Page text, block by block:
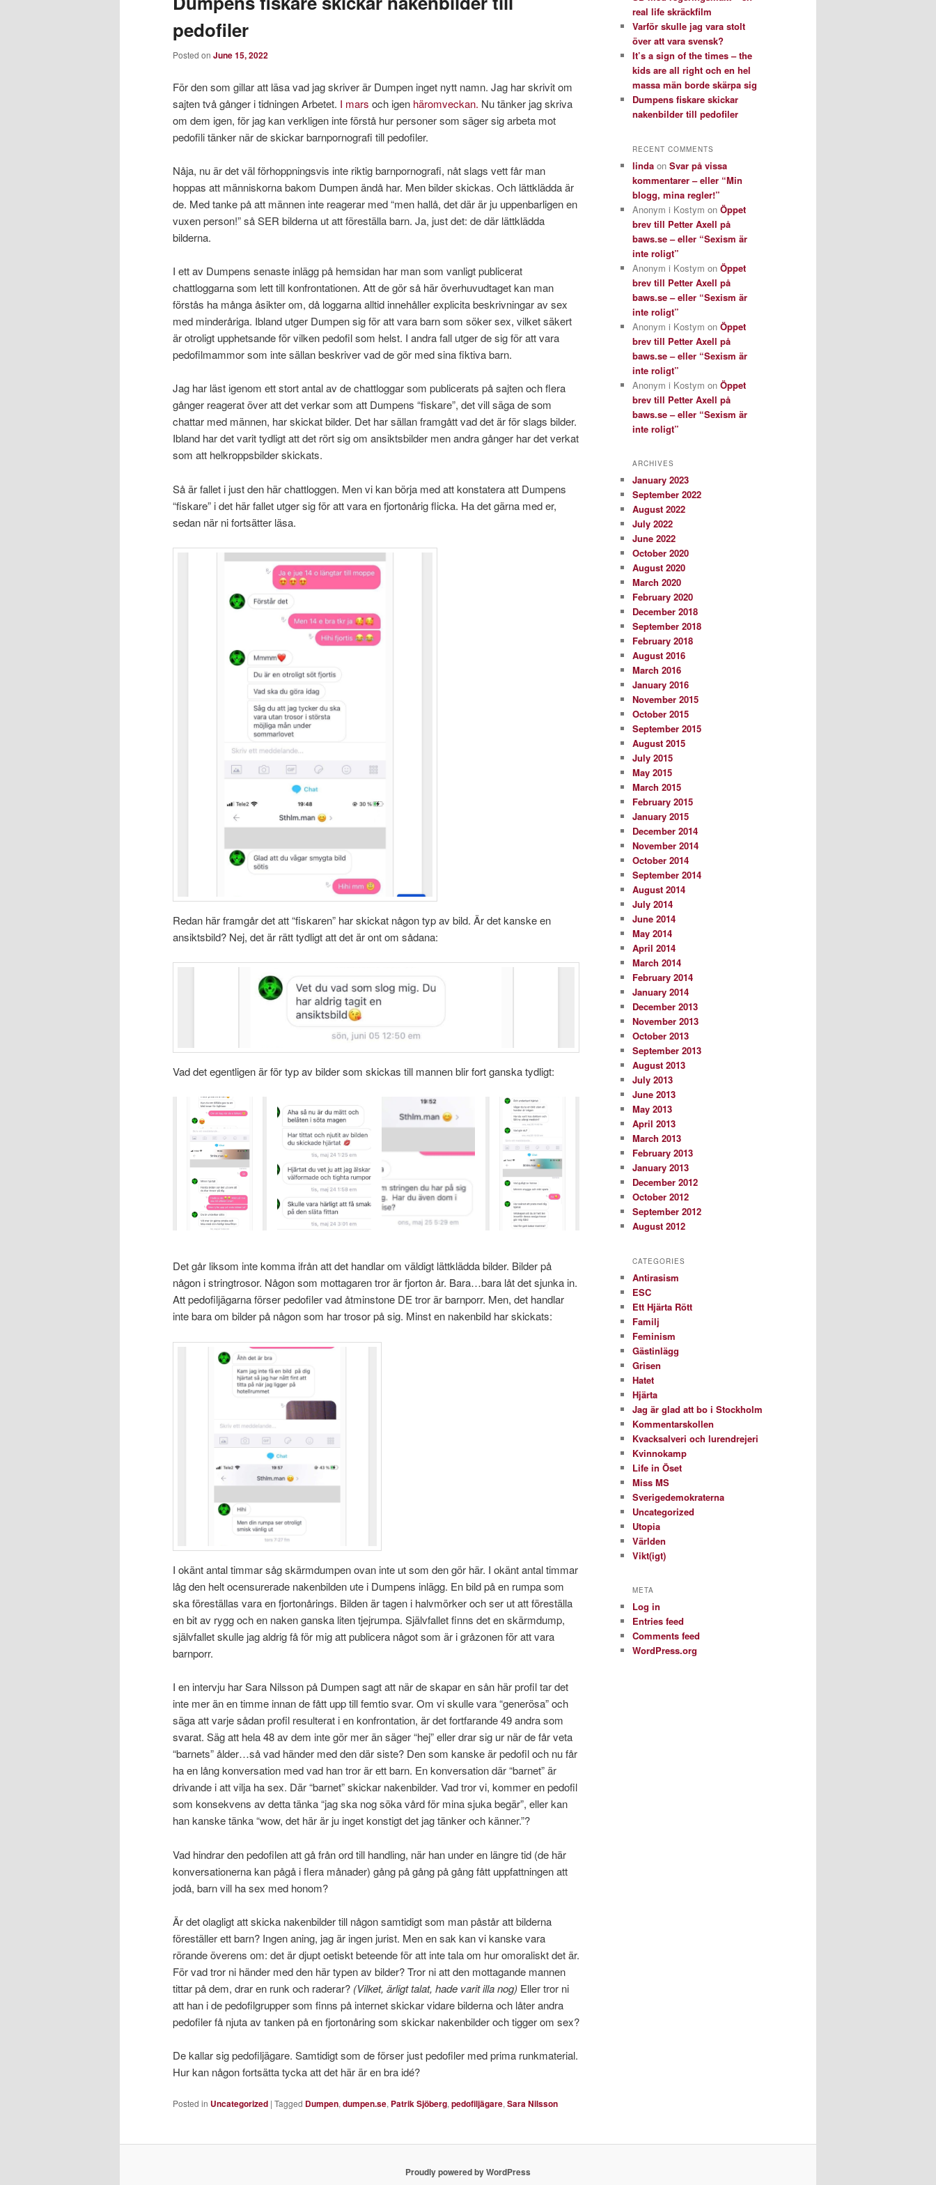
pedofiler
Posted on June 15, 2022
För den som gillar att läsa vad jag skriver är Dumpen inget nytt namn. Jag har skrivit om
sajten två gånger i tidningen Arbetet. I mars och igen häromveckan. Nu tänker jag skriva
om dem igen, för jag kan verkligen inte förstå hur personer som säger sig arbeta mot
pedofili tänker när de skickar barnpornografi till pedofiler.
Nåja, nu är det väl förhoppningsvis inte riktig barnpornografi, nåt slags vett får man
hoppas att människorna bakom Dumpen ändå har. Men bilder skickas. Och lättklädda är
de. Med tanke på att männen inte reagerar med “men hallå, det där är ju uppenbarligen en
vuxen person!” så SER bilderna ut att föreställa barn. Ja, just det: de där lättklädda
bilderna.
I ett av Dumpens senaste inlägg på hemsidan har man som vanligt publicerat
chattloggarna som lett till konfrontationen. Att de gör så här överhuvudtaget kan man
förstås ha många åsikter om, då loggarna alltid innehåller explicita beskrivningar av sex
med minderåriga. Ibland utger Dumpen sig för att vara barn som söker sex, vilket säkert
är otroligt upphetsande för vilken pedofil som helst. I andra fall utger de sig för att vara
pedofilmammor som inte sällan beskriver vad de gör med sina fiktiva barn.
Jag har läst igenom ett stort antal av de chattloggar som publicerats på sajten och flera
gånger reagerat över att det verkar som att Dumpens “fiskare”, det vill säga de som
chattar med männen, har skickat bilder. Det har sällan framgått vad det är för slags bilder.
Ibland har det varit tydligt att det rört sig om ansiktsbilder men andra gånger har det verkat
som att helkroppsbilder skickats.
Så är fallet i just den här chattloggen. Men vi kan börja med att konstatera att Dumpens
“fiskare” i det här fallet utger sig för att vara en fjortonårig flicka. Ha det gärna med er,
sedan när ni fortsätter läsa.
Redan här framgår det att “fiskaren” har skickat någon typ av bild. Är det kanske en
ansiktsbild? Nej, det är rätt tydligt att det är ont om sådana:
Vad det egentligen är för typ av bilder som skickas till mannen blir fort ganska tydligt:
Det går liksom inte komma ifrån att det handlar om väldigt lättklädda bilder. Bilder på
någon i stringtrosor. Någon som mottagaren tror är fjorton år. Bara…bara låt det sjunka in.
Att pedofiljägarna förser pedofiler vad åtminstone DE tror är barnporr. Men, det handlar
inte bara om bilder på någon som har trosor på sig. Minst en nakenbild har skickats:
I okänt antal timmar såg skärmdumpen ovan inte ut som den gör här. I okänt antal timmar
låg den helt ocensurerade nakenbilden ute i Dumpens inlägg. En bild på en rumpa som
ska föreställas vara en fjortonårings. Bilden är tagen i halvmörker och ser ut att föreställa
en bit av rygg och en naken ganska liten tjejrumpa. Självfallet finns det en skärmdump,
självfallet skulle jag aldrig få för mig att publicera något som är i gråzonen för att vara
barnporr.
I en intervju har Sara Nilsson på Dumpen sagt att när de skapar en sån här profil tar det
inte mer än en timme innan de fått upp till femtio svar. Om vi skulle vara “generösa” och
säga att varje sådan profil resulterat i en konfrontation, är det fortfarande 49 andra som
svarat. Säg att hela 48 av dem inte gör mer än säger “hej” eller drar sig ur när de får veta
“barnets” ålder…så vad händer med den där siste? Den som kanske är pedofil och nu får
ha en lång konversation med vad han tror är ett barn. En konversation där “barnet” är
drivande i att vilja ha sex. Där “barnet” skickar nakenbilder. Vad tror vi, kommer en pedofil
som konsekvens av detta tänka “jag ska nog söka vård för mina sjuka begär”, eller kan
han kanske tänka “wow, det här är ju inget konstigt det jag tänker och känner.”?
Vad hindrar den pedofilen att gå från ord till handling, när han under en längre tid (de här
konversationerna kan pågå i flera månader) gång på gång på gång fått uppfattningen att
jodå, barn vill ha sex med honom?
Är det olagligt att skicka nakenbilder till någon samtidigt som man påstår att bilderna
föreställer ett barn? Ingen aning, jag är ingen jurist. Men en sak kan vi kanske vara
rörande överens om: det är djupt oetiskt beteende för att inte tala om hur omoraliskt det är.
För vad tror ni händer med den här typen av bilder? Tror ni att den mottagande mannen
tittar på dem, drar en runk och raderar? (Vilket, ärligt talat, hade varit illa nog) Eller tror ni
att han i de pedofilgrupper som finns på internet skickar vidare bilderna och låter andra
pedofiler få njuta av tanken på en fjortonåring som skickar nakenbilder och tigger om sex?
De kallar sig pedofiljägare. Samtidigt som de förser just pedofiler med prima runkmaterial.
Hur kan någon fortsätta tycka att det här är en bra idé?
Posted in Uncategorized | Tagged Dumpen, dumpen.se, Patrik Sjöberg, pedofiljägare, Sara Nilsson
real life skräckfilm
Varför skulle jag vara stolt
över att vara svensk?
It’s a sign of the times – the
kids are all right och en hel
massa män borde skärpa sig
Dumpens fiskare skickar
nakenbilder till pedofiler
RECENT COMMENTS
linda on Svar på vissa
kommentarer – eller “Min
blogg, mina regler!”
Anonym i Kostym on Öppet
brev till Petter Axell på
baws.se – eller “Sexism är
inte roligt”
Anonym i Kostym on Öppet
brev till Petter Axell på
baws.se – eller “Sexism är
inte roligt”
Anonym i Kostym on Öppet
brev till Petter Axell på
baws.se – eller “Sexism är
inte roligt”
Anonym i Kostym on Öppet
brev till Petter Axell på
baws.se – eller “Sexism är
inte roligt”
ARCHIVES
January 2023
September 2022
August 2022
July 2022
June 2022
October 2020
August 2020
March 2020
February 2020
December 2018
September 2018
February 2018
August 2016
March 2016
January 2016
November 2015
October 2015
September 2015
August 2015
July 2015
May 2015
March 2015
February 2015
January 2015
December 2014
November 2014
October 2014
September 2014
August 2014
July 2014
June 2014
May 2014
April 2014
March 2014
February 2014
January 2014
December 2013
November 2013
October 2013
September 2013
August 2013
July 2013
June 2013
May 2013
April 2013
March 2013
February 2013
January 2013
December 2012
October 2012
September 2012
August 2012
CATEGORIES
Antirasism
ESC
Ett Hjärta Rött
Familj
Feminism
Gästinlägg
Grisen
Hatet
Hjärta
Jag är glad att bo i Stockholm
Kommentarskollen
Kvacksalveri och lurendrejeri
Kvinnokamp
Life in Öset
Miss MS
Sverigedemokraterna
Uncategorized
Utopia
Världen
Vikt(igt)
META
Log in
Entries feed
Comments feed
WordPress.org
Proudly powered by WordPress